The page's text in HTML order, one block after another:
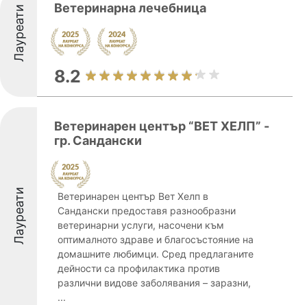
Лауреати Ветеринарна лечебница
8.2
Лауреати
Ветеринарен център “ВЕТ ХЕЛП” -
гр. Сандански
Ветеринарен център Вет Хелп в
Сандански предоставя разнообразни
ветеринарни услуги, насочени към
оптималното здраве и благосъстояние на
домашните любимци. Сред предлаганите
дейности са профилактика против
различни видове заболявания – заразни,
...